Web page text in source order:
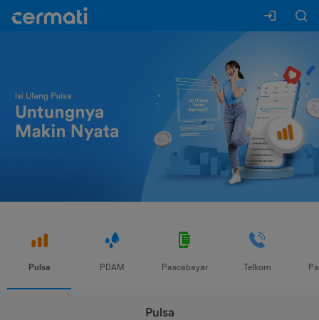
Pulsa PDAM Pascabayar Telkom
Pulsa